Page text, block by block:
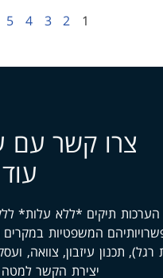
1
2
3
4
5
צרו קשר עם
תיקים *ללא עלות*
המשפטיות
רגל), תכנון עיזבון, צוואה,
יצירת הקשר